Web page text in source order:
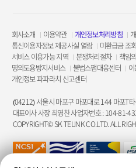
회사소개 이용약관 개인정보처리방침
통신이용자정보 제공사실 열람
미환급금 조회
서비스 이용가능 지역
분쟁처리절차
책임
명의도용방지서비스
불법스팸대응센터
이
개인정보 파파라치 신고센터
(04212) 서울시 마포구 마포대로 144 마포T타
대표이사 사장 최영찬 사업자번호 : 104-81-
COPYRIGHT© SK TELINK CO.LTD. ALL